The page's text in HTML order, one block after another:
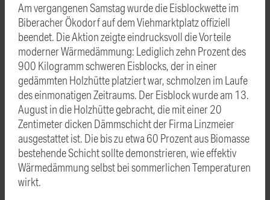
Am vergangenen Samstag wurde die Eisblockwette im
Biberacher Ökodorf auf dem Viehmarktplatz offiziell
beendet. Die Aktion zeigte eindrucksvoll die Vorteile
moderner Wärmedämmung: Lediglich zehn Prozent des
900 Kilogramm schweren Eisblocks, der in einer
gedämmten Holzhütte platziert war, schmolzen im Laufe
des einmonatigen Zeitraums. Der Eisblock wurde am 13.
August in die Holzhütte gebracht, die mit einer 20
Zentimeter dicken Dämmschicht der Firma Linzmeier
ausgestattet ist. Die bis zu etwa 60 Prozent aus Biomasse
bestehende Schicht sollte demonstrieren, wie effektiv
Wärmedämmung selbst bei sommerlichen Temperaturen
wirkt.